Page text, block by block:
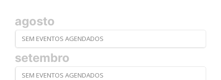
agosto
SEM EVENTOS AGENDADOS
setembro
SEM EVENTOS AGENDADOS